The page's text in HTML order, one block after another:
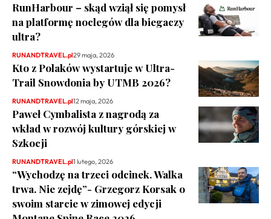
RunHarbour – skąd wziął się pomysł
na platformę noclegów dla biegaczy
ultra?
RUNANDTRAVEL.pl29 maja, 2026
Kto z Polaków wystartuje w Ultra-
Trail Snowdonia by UTMB 2026?
RUNANDTRAVEL.pl12 maja, 2026
Paweł Cymbalista z nagrodą za
wkład w rozwój kultury górskiej w
Szkocji
RUNANDTRAVEL.pl1 lutego, 2026
“Wychodzę na trzeci odcinek. Walka
trwa. Nie zejdę”- Grzegorz Korsak o
swoim starcie w zimowej edycji